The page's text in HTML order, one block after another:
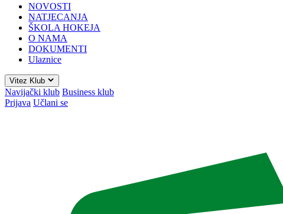
NOVOSTI
NATJECANJA
ŠKOLA HOKEJA
O NAMA
DOKUMENTI
Ulaznice
Vitez Klub
Navijački klub Business klub
Prijava Učlani se